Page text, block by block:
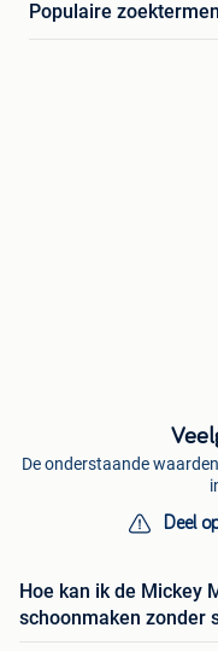
Populaire zoektermen
De onderstaande
Deel
Hoe kan ik de Mickey
schoonmaken zonder